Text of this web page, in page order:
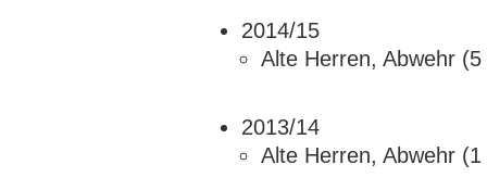
2014/15
Alte Herren, Abwehr
2013/14
Alte Herren, Abwehr